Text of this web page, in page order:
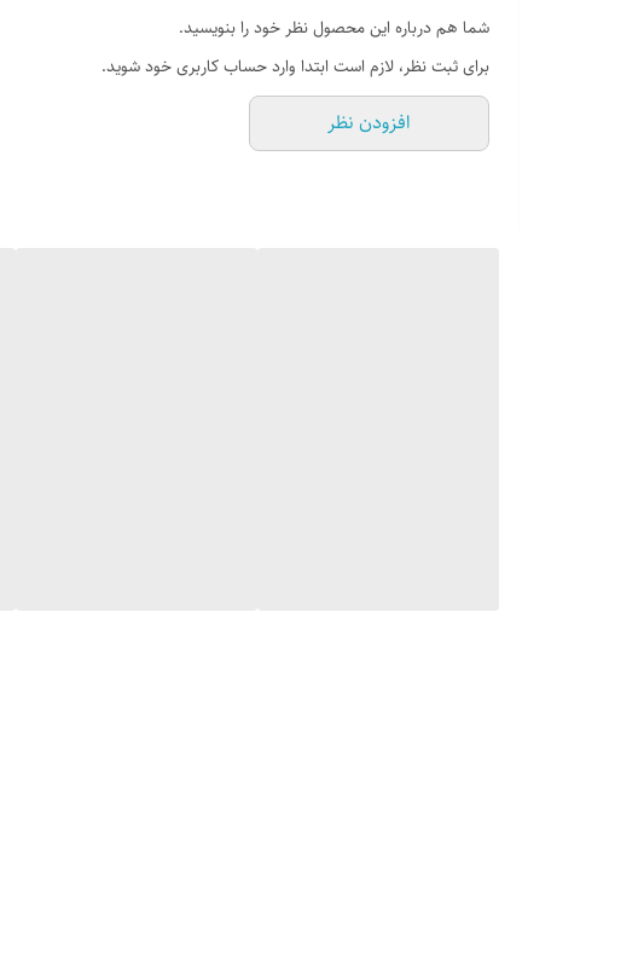
شما هم درباره این محصول نظر خود را بنویسید.
برای ثبت نظر، لازم است ابتدا وارد حساب کاربری خود شوید.
افزودن نظر